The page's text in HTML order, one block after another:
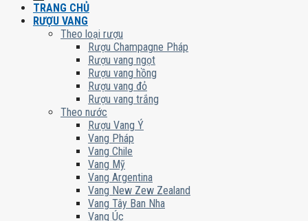
TRANG CHỦ
RƯỢU VANG
Theo loại rượu
Rượu Champagne Pháp
Rượu vang ngọt
Rượu vang hồng
Rượu vang đỏ
Rượu vang trắng
Theo nước
Rượu Vang Ý
Vang Pháp
Vang Chile
Vang Mỹ
Vang Argentina
Vang New Zew Zealand
Vang Tây Ban Nha
Vang Úc